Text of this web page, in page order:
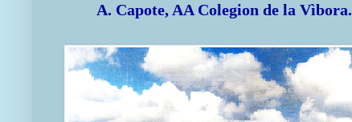
A. Capote, AA Colegion de la Vìbora.